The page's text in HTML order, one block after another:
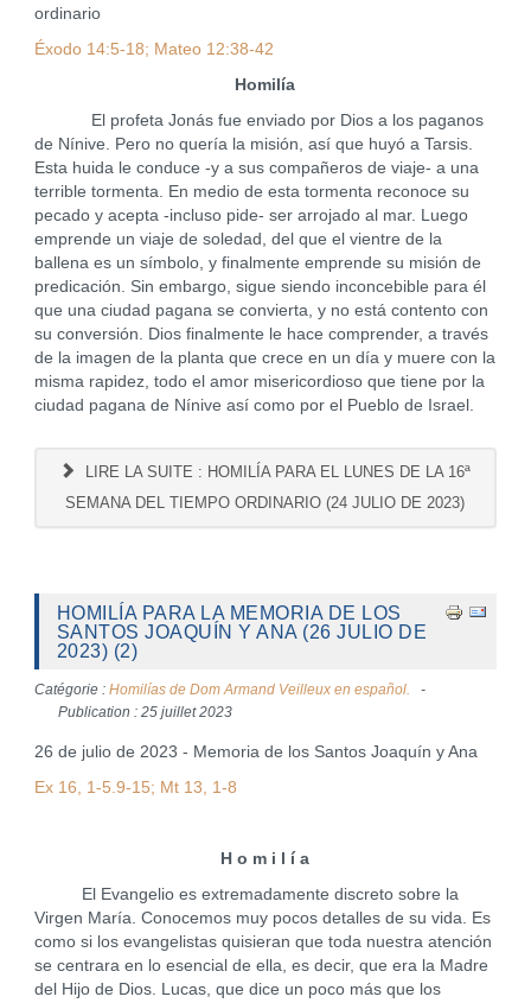
ordinario
Éxodo 14:5-18; Mateo 12:38-42
Homilía
El profeta Jonás fue enviado por Dios a los paganos
de Nínive. Pero no quería la misión, así que huyó a Tarsis.
Esta huida le conduce -y a sus compañeros de viaje- a una
terrible tormenta. En medio de esta tormenta reconoce su
pecado y acepta -incluso pide- ser arrojado al mar. Luego
emprende un viaje de soledad, del que el vientre de la
ballena es un símbolo, y finalmente emprende su misión de
predicación. Sin embargo, sigue siendo inconcebible para él
que una ciudad pagana se convierta, y no está contento con
su conversión. Dios finalmente le hace comprender, a través
de la imagen de la planta que crece en un día y muere con la
misma rapidez, todo el amor misericordioso que tiene por la
ciudad pagana de Nínive así como por el Pueblo de Israel.
LIRE LA SUITE : HOMILÍA PARA EL LUNES DE LA 16ª
SEMANA DEL TIEMPO ORDINARIO (24 JULIO DE 2023)
HOMILÍA PARA LA MEMORIA DE LOS
SANTOS JOAQUÍN Y ANA (26 JULIO DE
2023) (2)
Catégorie : Homilías de Dom Armand Veilleux en español.
Publication : 25 juillet 2023
26 de julio de 2023 - Memoria de los Santos Joaquín y Ana
Ex 16, 1-5.9-15; Mt 13, 1-8
H o m i l í a
El Evangelio es extremadamente discreto sobre la
Virgen María. Conocemos muy pocos detalles de su vida. Es
como si los evangelistas quisieran que toda nuestra atención
se centrara en lo esencial de ella, es decir, que era la Madre
del Hijo de Dios. Lucas, que dice un poco más que los